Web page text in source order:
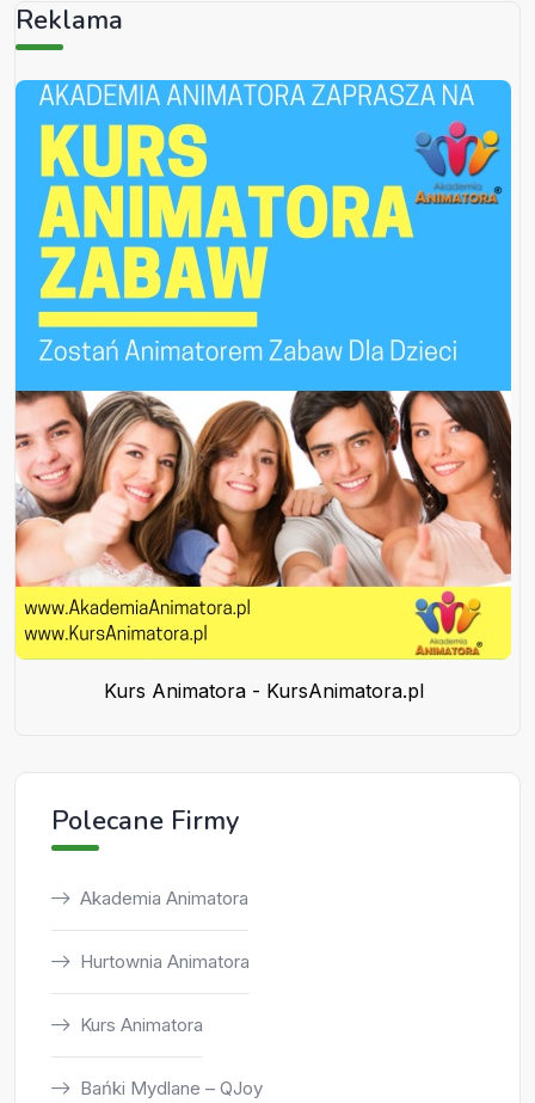
Reklama
Kurs Animatora - KursAnimatora.pl
Polecane Firmy
Akademia Animatora
Hurtownia Animatora
Kurs Animatora
Bańki Mydlane – QJoy